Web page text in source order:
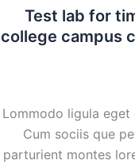
Test lab for
college campus
Lommodo ligula eget
Cum sociis que
parturient montes